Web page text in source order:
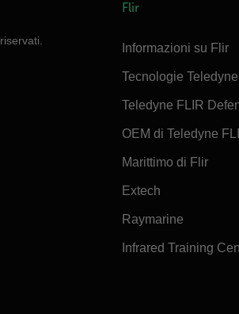
Flir
Informazioni su Flir
Tecnologie Teledyne
Teledyne FLIR
OEM di Teledyne
Marittimo di Flir
Extech
Raymarine
Infrared Training